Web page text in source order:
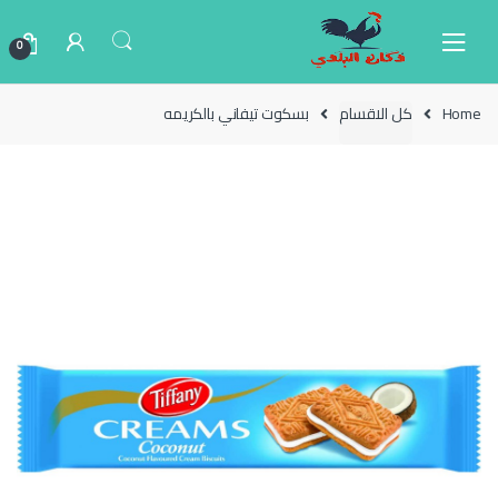
0
Home كل الاقسام بسكوت تيفاني بالكريمه